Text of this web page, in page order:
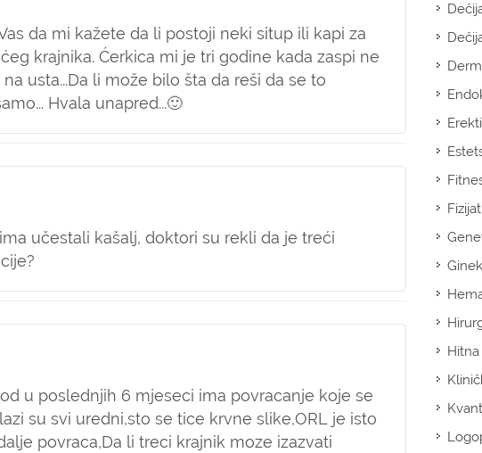
da mi kažete da li postoji neki situp ili kapi za
krajnika. Ćerkica mi je tri godine kada zaspi ne
usta...Da li može bilo šta da reši da se to
Hvala unapred...🙂
učestali kašalj, doktori su rekli da je treći
u poslednjih 6 mjeseci ima povracanje koje se
su svi uredni,sto se tice krvne slike,ORL je isto
povraca,Da li treci krajnik moze izazvati